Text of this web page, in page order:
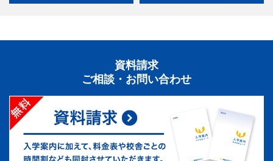
資料請求
ご相談・お問い合わせ